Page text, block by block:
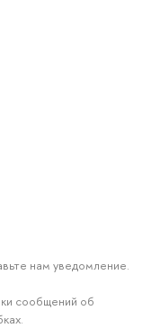
нам уведомление.
сообщений об